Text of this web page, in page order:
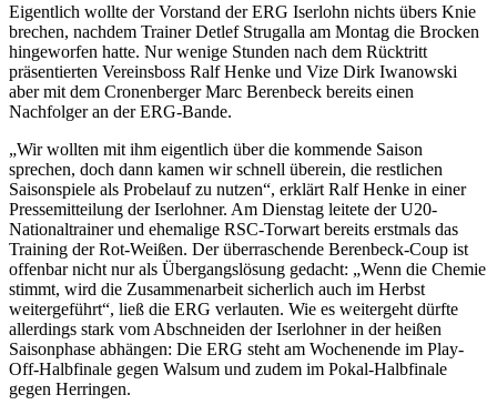
Eigentlich wollte der Vorstand der ERG Iserlohn nichts übers Knie
brechen, nachdem Trainer Detlef Strugalla am Montag die Brocken
hingeworfen hatte. Nur wenige Stunden nach dem Rücktritt
präsentierten Vereinsboss Ralf Henke und Vize Dirk Iwanowski
aber mit dem Cronenberger Marc Berenbeck bereits einen
Nachfolger an der ERG-Bande.
„Wir wollten mit ihm eigentlich über die kommende Saison
sprechen, doch dann kamen wir schnell überein, die restlichen
Saisonspiele als Probelauf zu nutzen“, erklärt Ralf Henke in einer
Pressemitteilung der Iserlohner. Am Dienstag leitete der U20-
Nationaltrainer und ehemalige RSC-Torwart bereits erstmals das
Training der Rot-Weißen. Der überraschende Berenbeck-Coup ist
offenbar nicht nur als Übergangslösung gedacht: „Wenn die Chemie
stimmt, wird die Zusammenarbeit sicherlich auch im Herbst
weitergeführt“, ließ die ERG verlauten. Wie es weitergeht dürfte
allerdings stark vom Abschneiden der Iserlohner in der heißen
Saisonphase abhängen: Die ERG steht am Wochenende im Play-
Off-Halbfinale gegen Walsum und zudem im Pokal-Halbfinale
gegen Herringen.